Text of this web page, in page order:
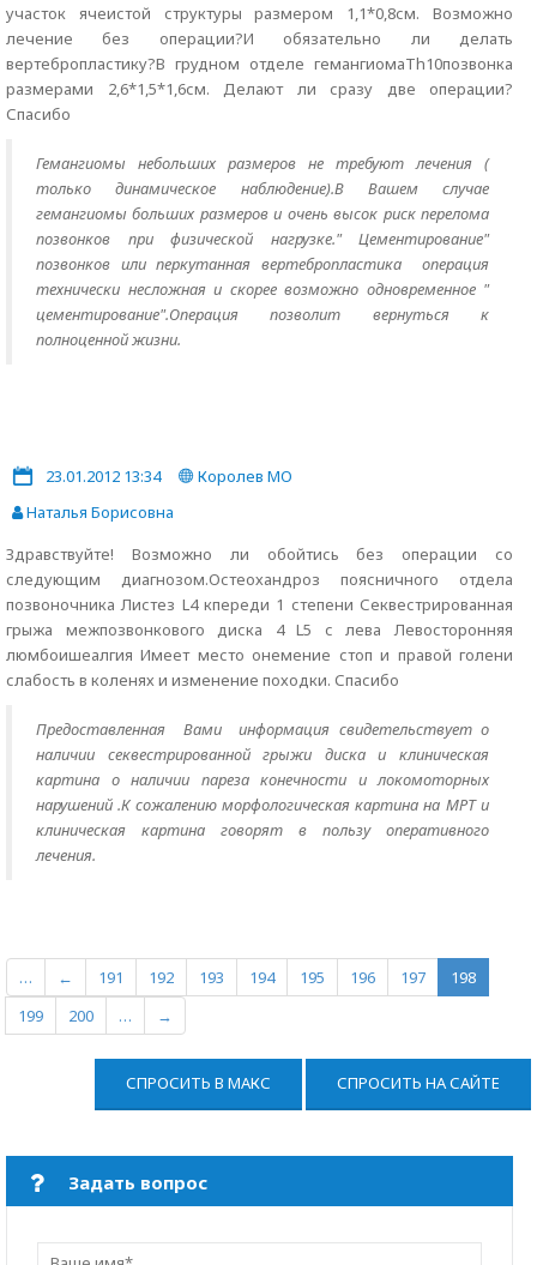
участок ячеистой структуры размером 1,1*0,8см. Возможно
лечение без операции?И обязательно ли делать
вертебропластику?В грудном отделе гемангиомаTh10позвонка
размерами 2,6*1,5*1,6см. Делают ли сразу две операции?
Спасибо
Гемангиомы небольших размеров не требуют лечения (
только динамическое наблюдение).В Вашем случае
гемангиомы больших размеров и очень высок риск перелома
позвонков при физической нагрузке." Цементирование"
позвонков или перкутанная вертебропластика операция
технически несложная и скорее возможно одновременное "
цементирование".Операция позволит вернуться к
полноценной жизни.
23.01.2012 13:34
Королев МО
Наталья Борисовна
Здравствуйте! Возможно ли обойтись без операции со
следующим диагнозом.Остеохандроз поясничного отдела
позвоночника Листез L4 кпереди 1 степени Секвестрированная
грыжа межпозвонкового диска 4 L5 с лева Левосторонняя
люмбоишеалгия Имеет место онемение стоп и правой голени
слабость в коленях и изменение походки. Спасибо
Предоставленная Вами информация свидетельствует о
наличии секвестрированной грыжи диска и клиническая
картина о наличии пареза конечности и локомоторных
нарушений .К сожалению морфологическая картина на МРТ и
клиническая картина говорят в пользу оперативного
лечения.
… ← 191 192 193 194 195 196 197
198
199
200 … →
СПРОСИТЬ В МАКС СПРОСИТЬ НА САЙТЕ
Задать вопрос